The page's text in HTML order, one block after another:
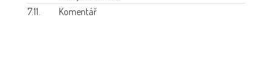
7.11.
Komentář